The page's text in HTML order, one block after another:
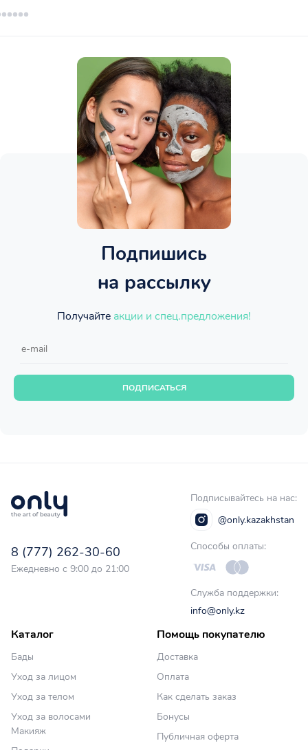
Подпишись
на рассылку
Получайте акции и спец.предложения!
ПОДПИСАТЬСЯ
8 (777) 262-30-60
Ежедневно с 9:00 до 21:00
Подписывайтесь на нас:
@only.kazakhstan
Способы оплаты:
Служба поддержки:
info@only.kz
Каталог
Бады
Уход за лицом
Уход за телом
Уход за волосами
Макияж
Помощь покупателю
Доставка
Оплата
Как сделать заказ
Бонусы
Публичная оферта